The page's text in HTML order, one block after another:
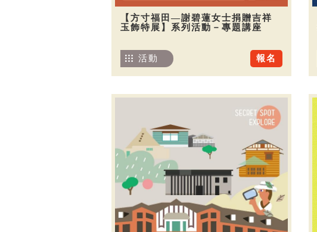
【方寸福田—謝碧蓮女士捐贈吉祥
玉飾特展】系列活動－專題講座
報名
活動